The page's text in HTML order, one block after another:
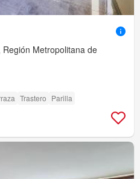
Región Metropolitana de
Trastero Parilla